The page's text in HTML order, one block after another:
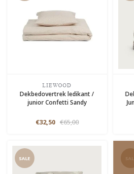
LIEWOOD
Dekbedovertrek ledikant /
junior Confetti Sandy
€32,50 €65,00
SALE